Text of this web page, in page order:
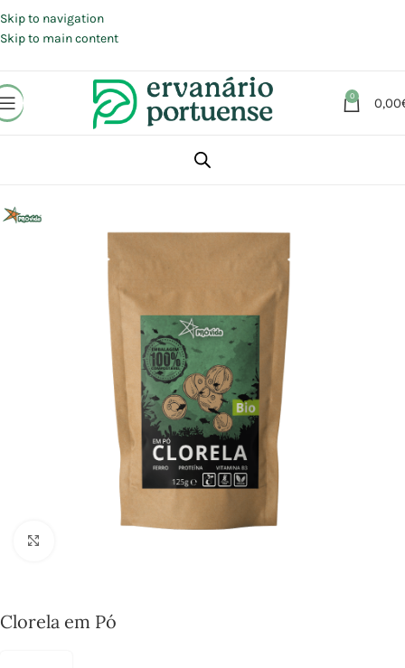
Skip to navigation
Skip to main content
0 0,00
Alimentação
Clorela em Pó